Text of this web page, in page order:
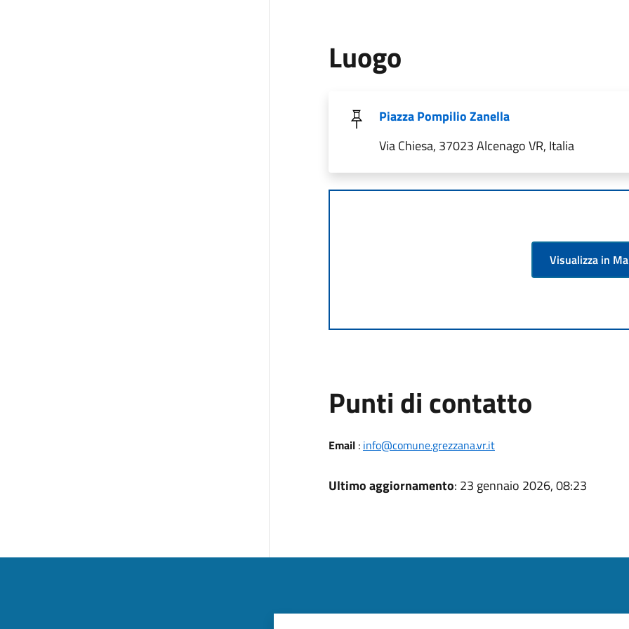
Luogo
Piazza Pompilio Zanella
Via Chiesa, 37023 Alcenago VR, Italia
Visualizza in
Punti di contatto
Email: info@comune.grezzana.vr.it
Ultimo aggiornamento: 23 gennaio 2026, 08:23